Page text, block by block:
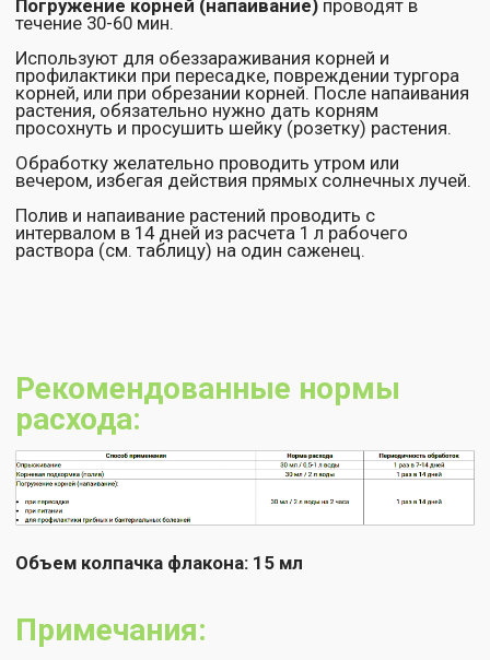
последующим постепенным
размораживанием при невысокой
Оставьте ваши контакты и мы перезвоним!
Остались вопросы или нужна